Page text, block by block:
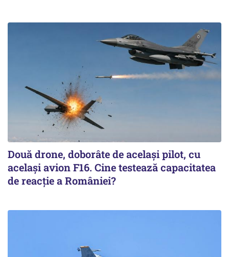
Două drone, doborâte de acelaşi pilot, cu
acelaşi avion F16. Cine testează capacitatea
de reacţie a României?